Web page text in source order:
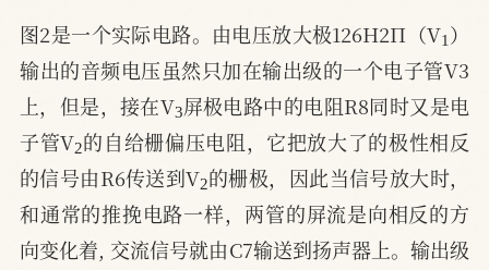
图2是一个实际电路。由电压放大极126H2П（V 1）
输出的音频电压虽然只加在输出级的一个电子管V3
上，但是，接在V3屏极电路中的电阻R8同时又是电
子管V2的自给栅偏压电阻，它把放大了的极性相反
的信号由R6传送到V2的栅极，因此当信号放大时，
和通常的推挽电路一样，两管的屏流是向相反的方
向变化着, 交流信号就由C7输送到扬声器上。输出级